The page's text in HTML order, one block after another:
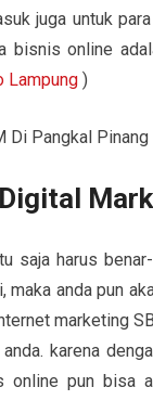
juga untuk
bisnis online
Lampung )
saja harus
anda pun
marketing
karena
pun bisa